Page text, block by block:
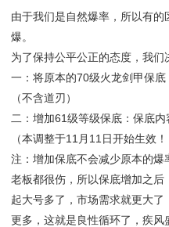
由于我们是自然爆率，所以有
爆。
为了保持公平公正的态度，我们
一：将原本的70级火龙剑甲保
（不含道刃）
二：增加61级等级保底：保底内
（本调整于11月11日开始生效！
注：增加保底不会减少原本的
老板都很伤，所以保底增加之
起大号多了，市场需求就更大
更多，这就是良性循环了，疾